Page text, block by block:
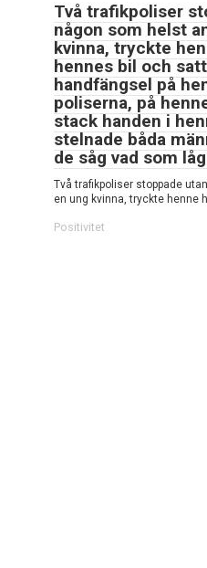
Två trafikpoliser
någon som helst
kvinna, tryckte
hennes bil och
handfängsel på
poliserna, på
stack handen i
stelnade båda
de såg vad som
Två trafikpoliser stoppade
en ung kvinna, tryckte henne
Positivitet